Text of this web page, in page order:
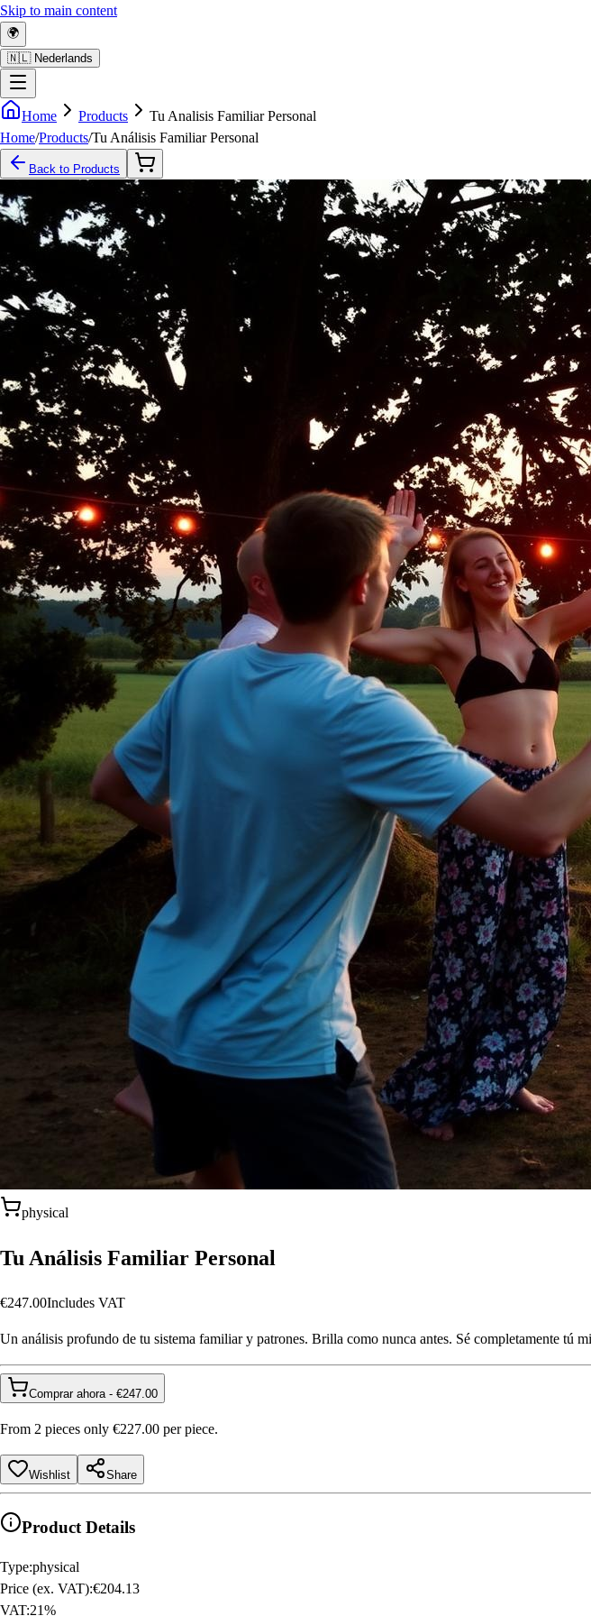
Skip to main content
🌍
🇳🇱 Nederlands
Home Products
Tu Analisis Familiar Personal
Home/Products/Tu Análisis Familiar Personal
Back to Products
physical
Tu Análisis Familiar Personal
€247.00Includes VAT
Un análisis profundo de tu sistema familiar y patrones. Brilla como nunca antes. Sé completamente tú
Comprar ahora - €247.00
From 2 pieces only €227.00 per piece.
Wishlist Share
Product Details
Type:physical
Price (ex. VAT):€204.13
VAT:21%